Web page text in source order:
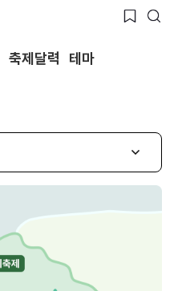
축제달력 테마